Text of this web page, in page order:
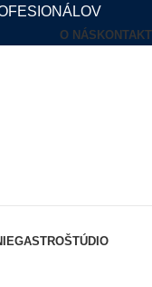
O NÁS KONTAKT
GASTROŠTÚDIO